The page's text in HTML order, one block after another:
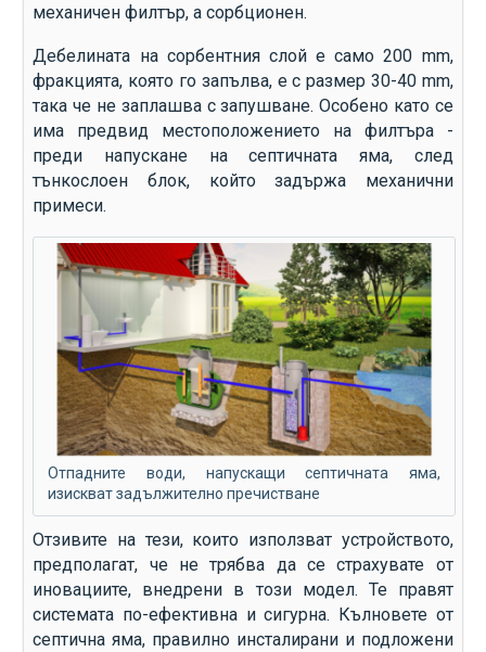
механичен филтър, а сорбционен.
Дебелината на сорбентния слой е само 200 mm,
фракцията, която го запълва, е с размер 30-40 mm,
така че не заплашва с запушване. Особено като се
има предвид местоположението на филтъра -
преди напускане на септичната яма, след
тънкослоен блок, който задържа механични
примеси.
Отпадните води, напускащи септичната яма,
изискват задължително пречистване
Отзивите на тези, които използват устройството,
предполагат, че не трябва да се страхувате от
иновациите, внедрени в този модел. Те правят
системата по-ефективна и сигурна. Кълновете от
септична яма, правилно инсталирани и подложени